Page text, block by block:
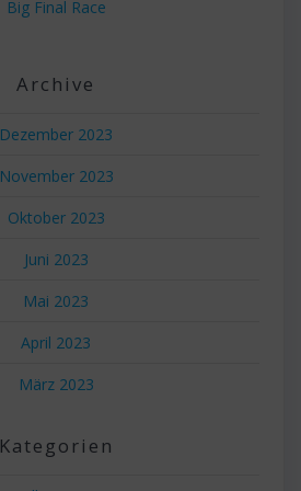
Big Final Race
Archive
Dezember 2023
November 2023
Oktober 2023
Juni 2023
Mai 2023
April 2023
März 2023
Kategorien